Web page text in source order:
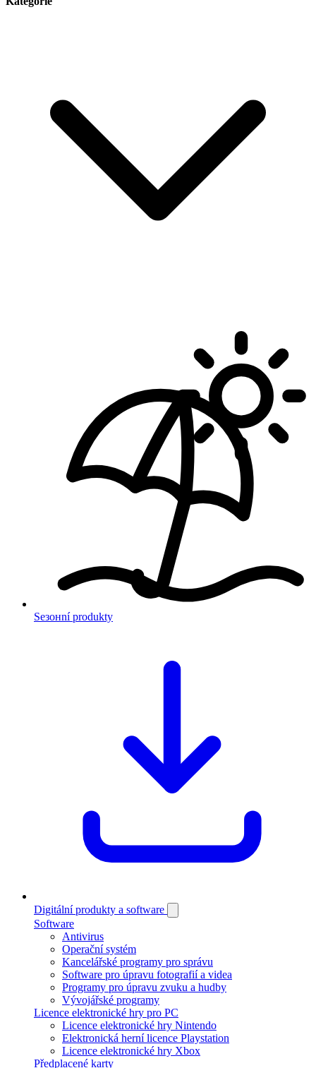
Sезонní produkty
Digitální produkty a software
Software
Antivirus
Operační systém
Kancelářské programy pro správu
Software pro úpravu fotografií a videa
Programy pro úpravu zvuku a hudby
Vývojářské programy
Licence elektronické hry pro PC
Licence elektronické hry Nintendo
Elektronická herní licence Playstation
Licence elektronické hry Xbox
Předplacené karty